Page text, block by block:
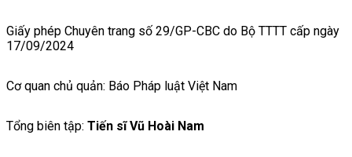
Giấy phép Chuyên trang số 29/GP-CBC do Bộ TTTT cấp ngày
17/09/2024
Cơ quan chủ quản: Báo Pháp luật Việt Nam
Tổng biên tập: Tiến sĩ Vũ Hoài Nam